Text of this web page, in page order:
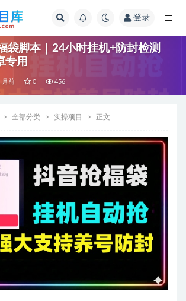
登录
袋脚本｜24小时挂机+防封检测
专用
月前 0 456
全部分类 实操项目 正文